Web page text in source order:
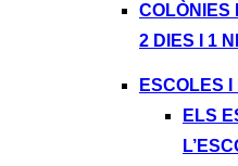
COLÒNIES
2 DIES I 1
ESCOLES
ELS